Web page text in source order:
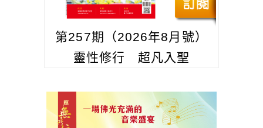
第257期（2026年8月號）
靈性修行 超凡入聖